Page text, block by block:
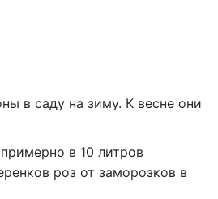
в саду на зиму. К весне они
в 10 литров
роз от заморозков в